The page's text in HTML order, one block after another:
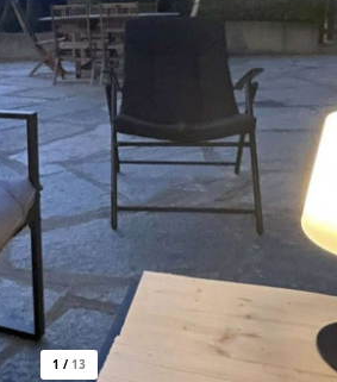
1 / 13